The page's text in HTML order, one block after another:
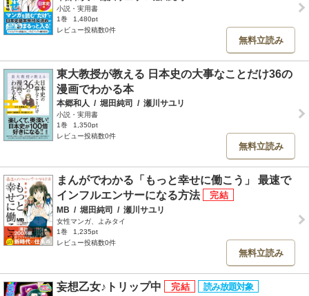
小説・実用書
1巻
1,480pt
レビュー投稿数0件
無料立読み
東大教授が教える 日本史の大事なことだけ36の
漫画でわかる本
本郷和人 / 堀田純司 / 瀬川サユリ
小説・実用書
1巻
1,350pt
レビュー投稿数0件
無料立読み
まんがでわかる「もっと幸せに働こう」 最速で
インフルエンサーになる方法
MB / 堀田純司 / 瀬川サユリ
女性マンガ、よみタイ
1巻
1,235pt
レビュー投稿数0件
無料立読み
妄想乙女♪トリップ中